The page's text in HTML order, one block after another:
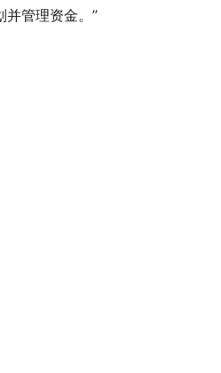
并管理资金。”